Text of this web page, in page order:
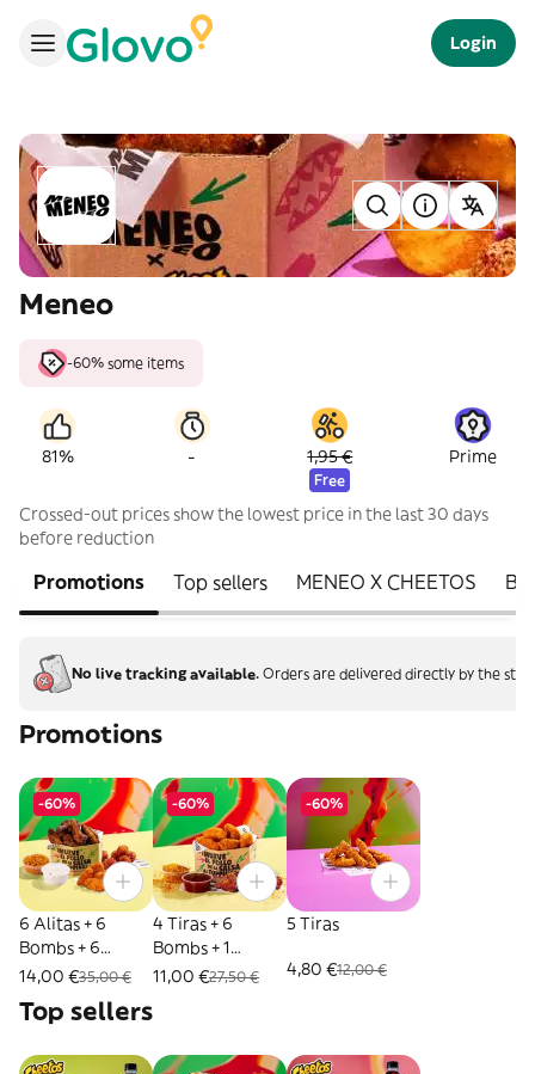
Login
Meneo
-60% some items
81% - 1,95 €
Free
Prime
Crossed-out prices show the lowest price in the last 30 days
before reduction
Promotions Top sellers MENEO X CHEETOS
No live tracking available. Orders are delivered directly by the
Promotions
-60%
6 Alitas + 6
Bombs + 6
Mozzarella Bites
Topping
14,00 €35,00 €
-60%
4 Tiras + 6
Bombs + 1
Topping + 1 Salsa
11,00 €27,50 €
-60%
5 Tiras
4,80 €12,00 €
Top sellers